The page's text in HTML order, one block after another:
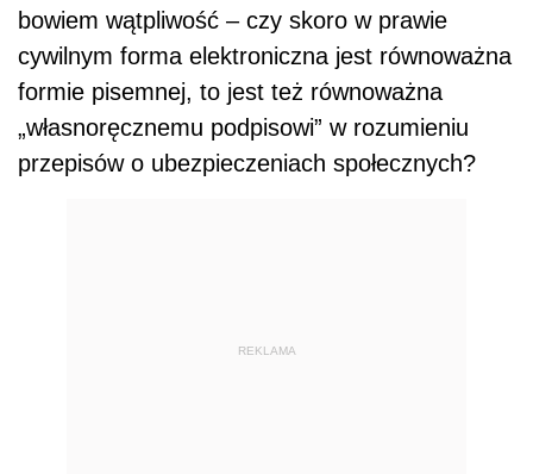
bowiem wątpliwość – czy skoro w prawie
cywilnym forma elektroniczna jest równoważna
formie pisemnej, to jest też równoważna
„własnoręcznemu podpisowi” w rozumieniu
przepisów o ubezpieczeniach społecznych?
REKLAMA